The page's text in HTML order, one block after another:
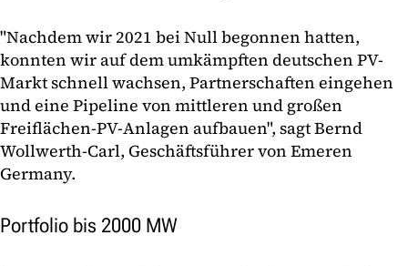
"Nachdem wir 2021 bei Null begonnen hatten,
konnten wir auf dem umkämpften deutschen PV-
Markt schnell wachsen, Partnerschaften eingehen
und eine Pipeline von mittleren und großen
Freiflächen-PV-Anlagen aufbauen", sagt Bernd
Wollwerth-Carl, Geschäftsführer von Emeren
Germany.
Portfolio bis 2000 MW